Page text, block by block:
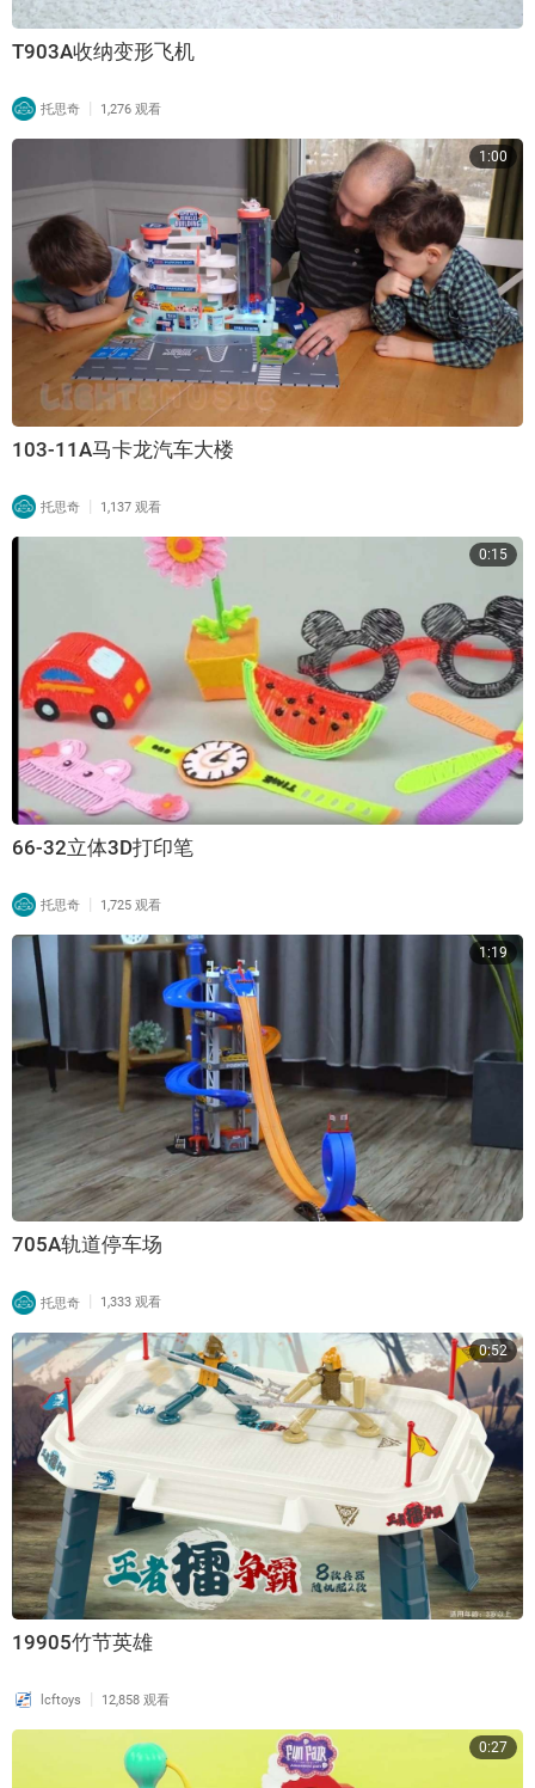
T903A收纳变形飞机
托思奇 | 1,276 观看
1:00
103-11A马卡龙汽车大楼
托思奇 | 1,137 观看
0:15
66-32立体3D打印笔
托思奇 | 1,725 观看
1:19
705A轨道停车场
托思奇 | 1,333 观看
0:52
19905竹节英雄
lcftoys | 12,858 观看
0:27